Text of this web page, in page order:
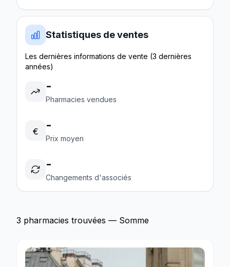
Statistiques de ventes
Les dernières informations de vente (3 dernières
années)
-
Pharmacies vendues
€ -
Prix moyen
-
Changements d'associés
3 pharmacies trouvées — Somme